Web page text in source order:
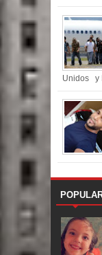
Unidos y